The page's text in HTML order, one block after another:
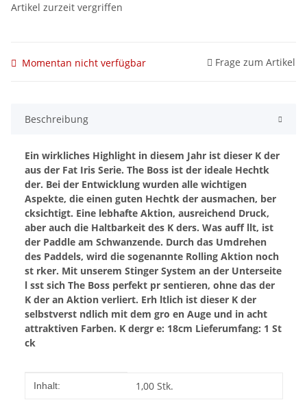
Artikel zurzeit vergriffen
Momentan nicht verfügbar Frage zum Artikel
Beschreibung
Ein wirkliches Highlight in diesem Jahr ist dieser K der
aus der Fat Iris Serie. The Boss ist der ideale Hechtk
der. Bei der Entwicklung wurden alle wichtigen
Aspekte, die einen guten Hechtk der ausmachen, ber
cksichtigt. Eine lebhafte Aktion, ausreichend Druck,
aber auch die Haltbarkeit des K ders. Was auff llt, ist
der Paddle am Schwanzende. Durch das Umdrehen
des Paddels, wird die sogenannte Rolling Aktion noch
st rker. Mit unserem Stinger System an der Unterseite
l sst sich The Boss perfekt pr sentieren, ohne das der
K der an Aktion verliert. Erh ltlich ist dieser K der
selbstverst ndlich mit dem gro en Auge und in acht
attraktiven Farben. K dergr e: 18cm Lieferumfang: 1 St
ck
Produkteigenschaft
Wert
Inhalt: 1,00 Stk.